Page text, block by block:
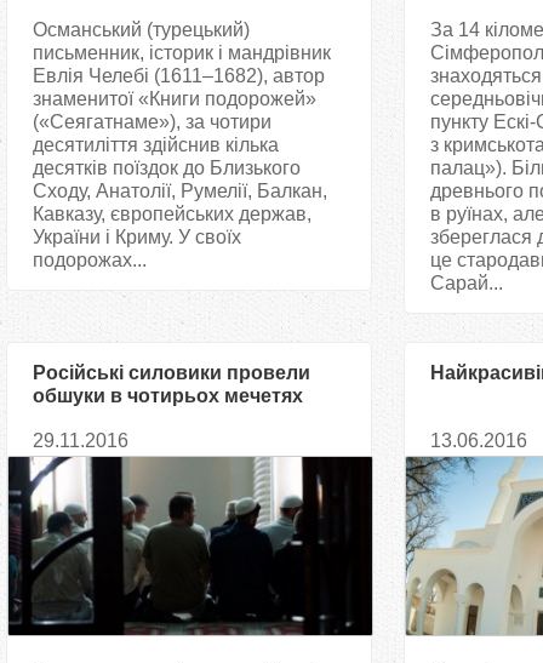
Османський (турецький)
письменник, історик і мандрівник
Евлія Челебі (1611–1682), автор
знаменитої «Книги подорожей»
(«Сеягатнаме»), за чотири
десятиліття здійснив кілька
десятків поїздок до Близького
Сходу, Анатолії, Румелії, Балкан,
Кавказу, європейських держав,
України і Криму. У своїх
подорожах...
За 14
пункту
з
палац»).
древнього
в руїнах,
збереглася
це
Сарай...
Російські силовики провели
обшуки в чотирьох мечетях
29.11.2016
13.06.2016